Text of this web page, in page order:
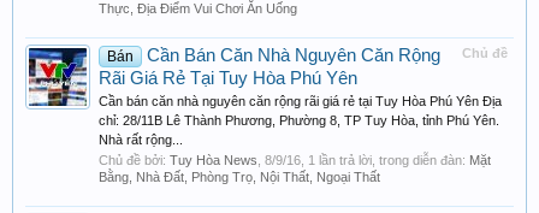
Thực, Địa Điểm Vui Chơi Ăn Uống
Chủ đề
Bán
Cần Bán Căn Nhà Nguyên Căn Rộng
Rãi Giá Rẻ Tại Tuy Hòa Phú Yên
Cần bán căn nhà nguyên căn rộng rãi giá rẻ tại Tuy Hòa Phú Yên Địa
chỉ: 28/11B Lê Thành Phương, Phường 8, TP Tuy Hòa, tỉnh Phú Yên.
Nhà rất rộng...
Chủ đề bởi: Tuy Hòa News 8/9/16 , 1 lần trả lời, trong diễn đàn: Mặt
Bằng, Nhà Đất, Phòng Trọ, Nội Thất, Ngoại Thất